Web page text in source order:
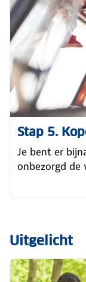
Stap 5.
Je bent er
onbezorgd de
Uitgelicht